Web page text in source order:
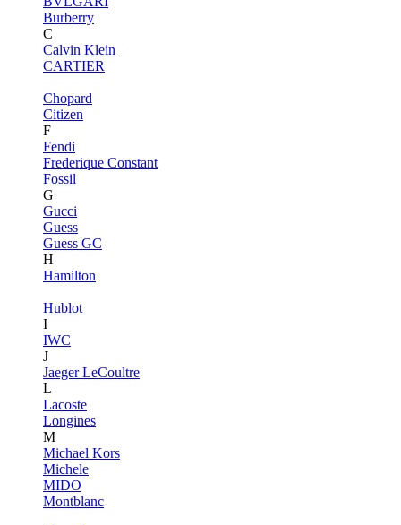
Burberry
C
Calvin Klein
CARTIER
Chopard
Citizen
F
Fendi
Frederique Constant
Fossil
G
Gucci
Guess
Guess GC
H
Hamilton
Hublot
I
IWC
J
Jaeger LeCoultre
L
Lacoste
Longines
M
Michael Kors
Michele
MIDO
Montblanc